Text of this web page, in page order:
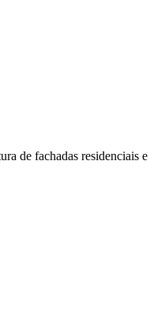
de fachadas residenciais e